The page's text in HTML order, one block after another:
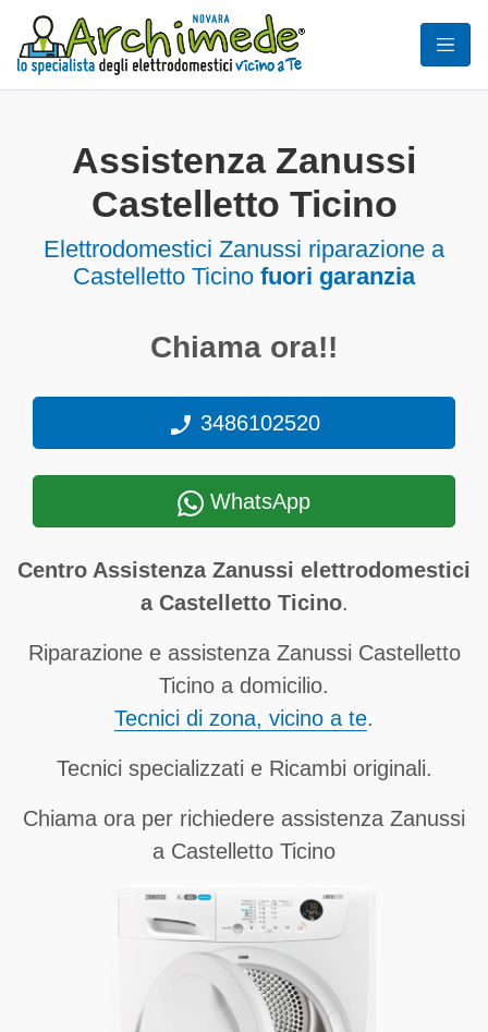
Assistenza Zanussi
Castelletto Ticino
Elettrodomestici Zanussi riparazione a
Castelletto Ticino fuori garanzia
Chiama ora!!
3486102520
WhatsApp
Centro Assistenza Zanussi elettrodomestici
a Castelletto Ticino.
Riparazione e assistenza Zanussi Castelletto
Ticino a domicilio.
Tecnici di zona, vicino a te.
Tecnici specializzati e Ricambi originali.
Chiama ora per richiedere assistenza Zanussi
a Castelletto Ticino